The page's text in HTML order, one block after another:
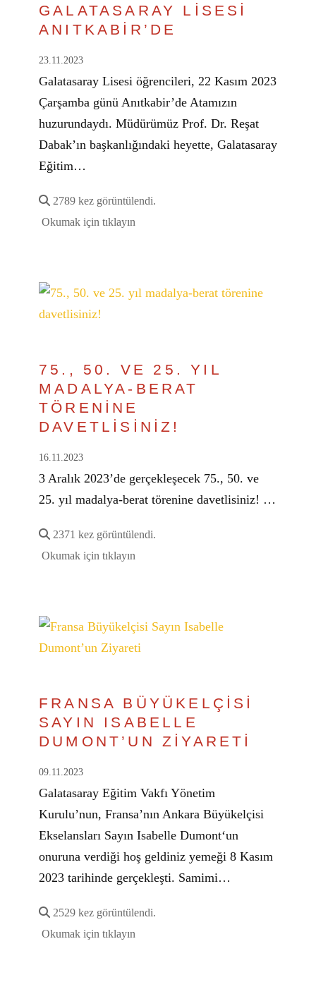
GALATASARAY LİSESİ
ANITKABİR’DE
23.11.2023
Galatasaray Lisesi öğrencileri, 22 Kasım 2023
Çarşamba günü Anıtkabir’de Atamızın
huzurundaydı. Müdürümüz Prof. Dr. Reşat
Dabak’ın başkanlığındaki heyette, Galatasaray
Eğitim…
2789 kez görüntülendi.
Okumak için tıklayın
75., 50. VE 25. YIL
MADALYA-BERAT
TÖRENİNE
DAVETLİSİNİZ!
16.11.2023
3 Aralık 2023’de gerçekleşecek 75., 50. ve
25. yıl madalya-berat törenine davetlisiniz! …
2371 kez görüntülendi.
Okumak için tıklayın
FRANSA BÜYÜKELÇİSİ
SAYIN ISABELLE
DUMONT’UN ZİYARETİ
09.11.2023
Galatasaray Eğitim Vakfı Yönetim
Kurulu’nun, Fransa’nın Ankara Büyükelçisi
Ekselansları Sayın Isabelle Dumont‘un
onuruna verdiği hoş geldiniz yemeği 8 Kasım
2023 tarihinde gerçekleşti. Samimi…
2529 kez görüntülendi.
Okumak için tıklayın